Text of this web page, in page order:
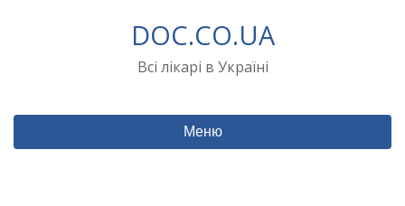
DOC.CO.UA
Всі лікарі в Україні
Меню